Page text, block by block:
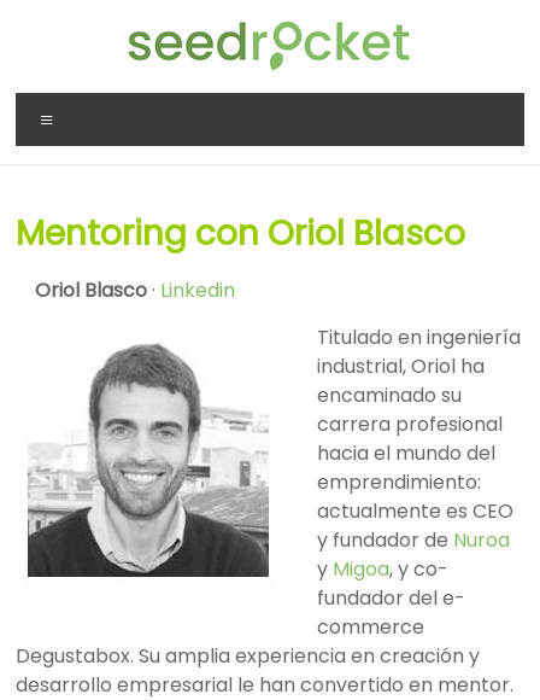
SeedRocket
La
que
en
startups
en
fase
inicial
Mentoring con Oriol Blasco
Oriol Blasco· Linkedin
Titulado en ingeniería
industrial, Oriol ha
encaminado su
carrera profesional
hacia el mundo del
emprendimiento:
actualmente es CEO
y fundador de Nuroa
y Migoa, y co-
fundador del e-
commerce
Degustabox. Su amplia experiencia en creación y
desarrollo empresarial le han convertido en mentor.